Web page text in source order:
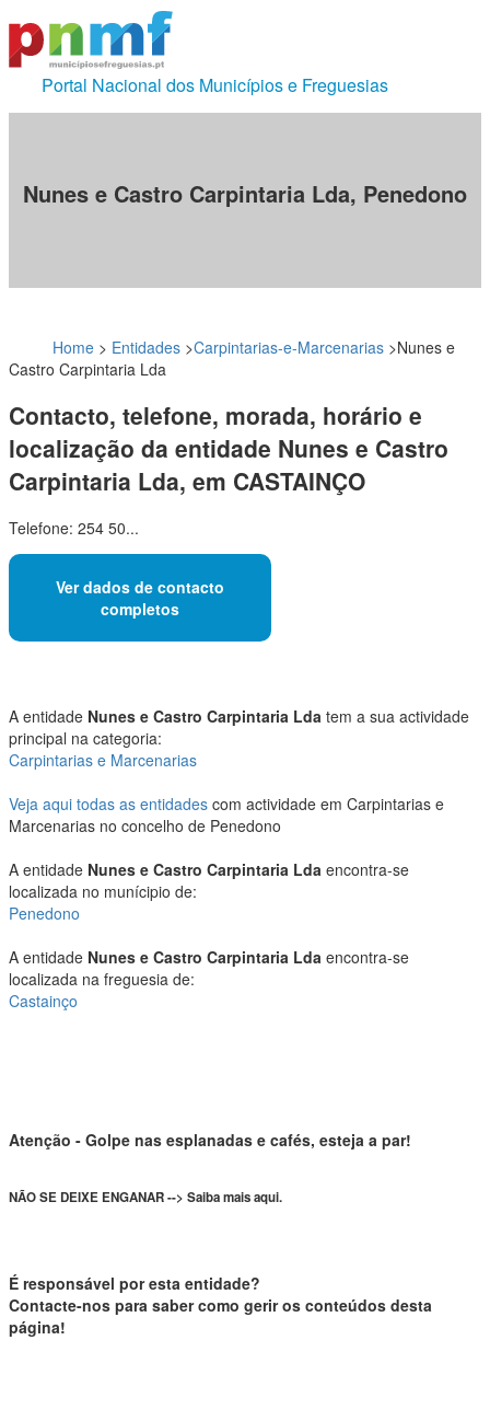
Portal Nacional dos Municípios e Freguesias
Nunes e Castro Carpintaria Lda, Penedono
Home > Entidades >Carpintarias-e-Marcenarias >Nunes e
Castro Carpintaria Lda
Contacto, telefone, morada, horário e
localização da entidade Nunes e Castro
Carpintaria Lda, em CASTAINÇO
Telefone: 254 50...
Ver dados de contacto
completos
A entidade Nunes e Castro Carpintaria Lda tem a sua actividade
principal na categoria:
Carpintarias e Marcenarias
Veja aqui todas as entidades com actividade em Carpintarias e
Marcenarias no concelho de Penedono
A entidade Nunes e Castro Carpintaria Lda encontra-se
localizada no munícipio de:
Penedono
A entidade Nunes e Castro Carpintaria Lda encontra-se
localizada na freguesia de:
Castainço
Atenção - Golpe nas esplanadas e cafés, esteja a par!
NÃO SE DEIXE ENGANAR --> Saiba mais aqui.
É responsável por esta entidade?
Contacte-nos para saber como gerir os conteúdos desta
página!